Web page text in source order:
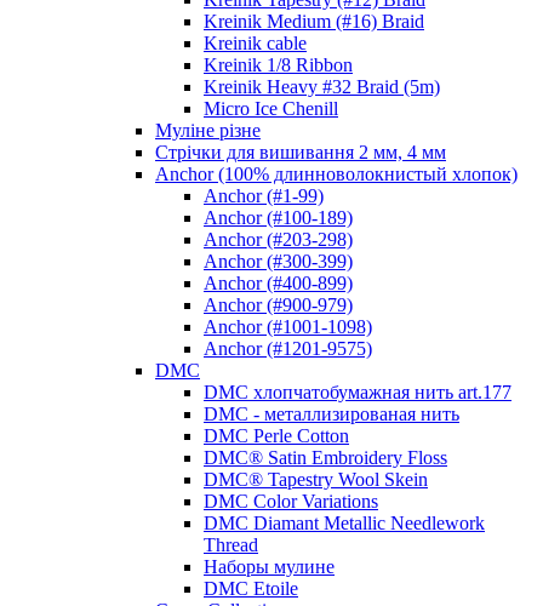
Kreinik Medium (#16) Braid
Kreinik cable
Kreinik 1/8 Ribbon
Kreinik Heavy #32 Braid (5m)
Micro Ice Chenill
Муліне різне
Стрічки для вишивання 2 мм, 4 мм
Anchor (100% длинноволокнистый хлопок)
Anchor (#1-99)
Anchor (#100-189)
Anchor (#203-298)
Anchor (#300-399)
Anchor (#400-899)
Anchor (#900-979)
Anchor (#1001-1098)
Anchor (#1201-9575)
DMC
DMC хлопчатобумажная нить art.177
DMC - металлизированая нить
DMC Perle Cotton
DMC® Satin Embroidery Floss
DMC® Tapestry Wool Skein
DMC Color Variations
DMC Diamant Metallic Needlework
Thread
Наборы мулине
DMC Etoile